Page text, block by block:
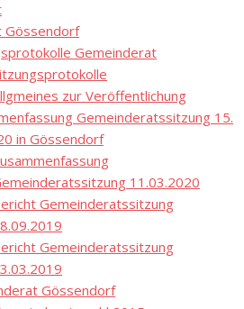
Gössendorf
Gemeinderat
zur Veröffentlichung
Gemeinderatssitzung 15.
in Gössendorf
11.03.2020
Gemeinderatssitzung
Gemeinderatssitzung
Gössendorf